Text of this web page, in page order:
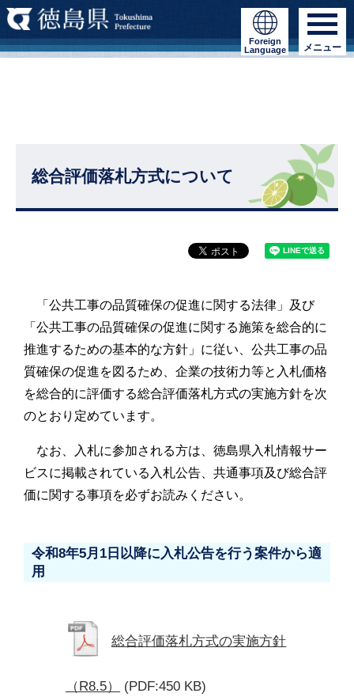
Foreign
Language
メニュー
総合評価落札方式について
「公共工事の品質確保の促進に関する法律」及び
「公共工事の品質確保の促進に関する施策を総合的に
推進するための基本的な方針」に従い、公共工事の品
質確保の促進を図るため、企業の技術力等と入札価格
を総合的に評価する総合評価落札方式の実施方針を次
のとおり定めています。
なお、入札に参加される方は、徳島県入札情報サー
ビスに掲載されている入札公告、共通事項及び総合評
価に関する事項を必ずお読みください。
令和8年5月1日以降に入札公告を行う案件から適
用
総合評価落札方式の実施方針
（R8.5） (PDF:450 KB)